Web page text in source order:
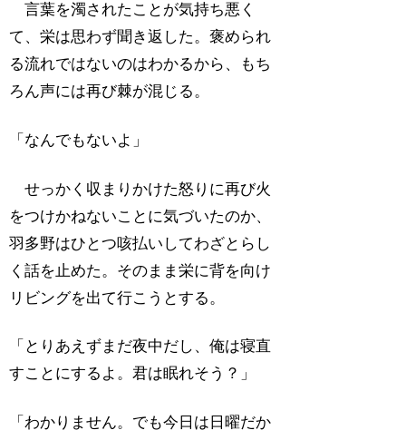
言葉を濁されたことが気持ち悪く
て、栄は思わず聞き返した。褒められ
る流れではないのはわかるから、もち
ろん声には再び棘が混じる。
「なんでもないよ」
せっかく収まりかけた怒りに再び火
をつけかねないことに気づいたのか、
羽多野はひとつ咳払いしてわざとらし
く話を止めた。そのまま栄に背を向け
リビングを出て行こうとする。
「とりあえずまだ夜中だし、俺は寝直
すことにするよ。君は眠れそう？」
「わかりません。でも今日は日曜だか